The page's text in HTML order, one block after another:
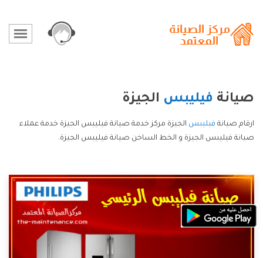
صيانة فيليبس الجيزة
ارقام صيانة فيليبس الجيزة مركز خدمة صيانة فيليبس الجيزة خدمة عملاء
صيانة فيليبس الجيزة و الخط الساخن صيانة فيليبس الجيزة.